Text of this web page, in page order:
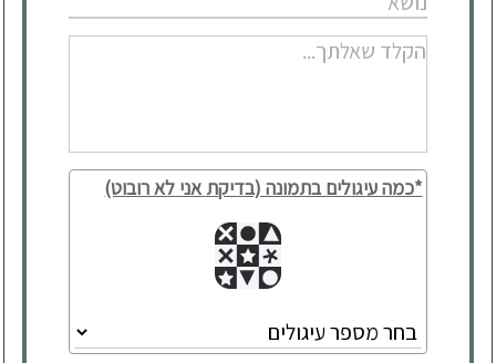
*כמה עיגולים בתמונה (בדיקת אני לא רובוט)